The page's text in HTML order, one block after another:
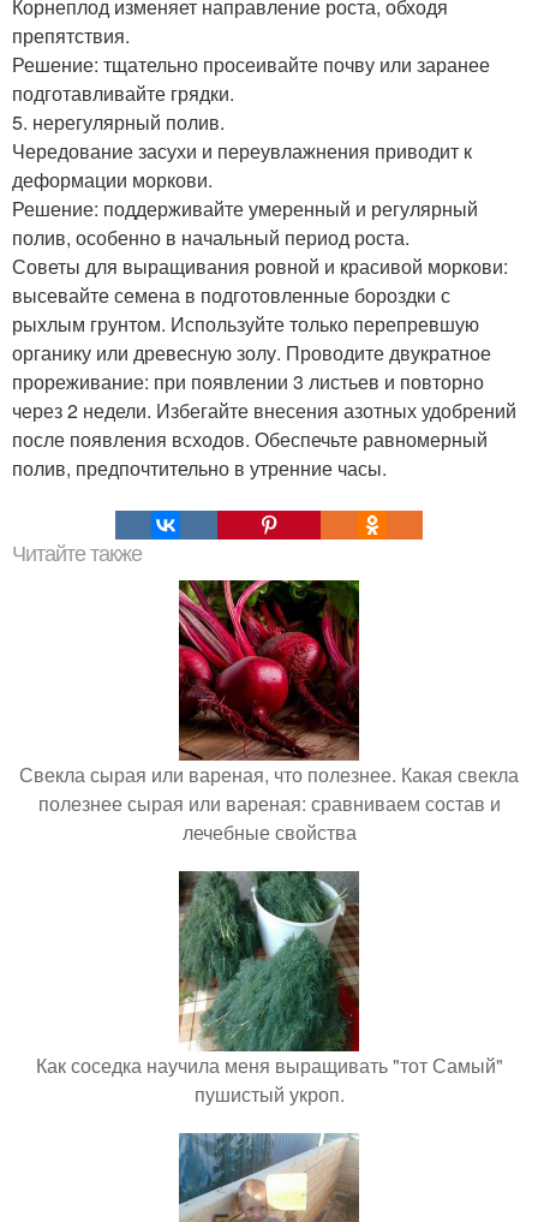
Корнеплод изменяет направление роста, обходя
препятствия.
Решение: тщательно просеивайте почву или заранее
подготавливайте грядки.
5. нерегулярный полив.
Чередование засухи и переувлажнения приводит к
деформации моркови.
Решение: поддерживайте умеренный и регулярный
полив, особенно в начальный период роста.
Советы для выращивания ровной и красивой моркови:
высевайте семена в подготовленные бороздки с
рыхлым грунтом. Используйте только перепревшую
органику или древесную золу. Проводите двукратное
прореживание: при появлении 3 листьев и повторно
через 2 недели. Избегайте внесения азотных удобрений
после появления всходов. Обеспечьте равномерный
полив, предпочтительно в утренние часы.
Читайте также
Свекла сырая или вареная, что полезнее. Какая свекла
полезнее сырая или вареная: сравниваем состав и
лечебные свойства
Как соседка научила меня выращивать "тот Самый"
пушистый укроп.